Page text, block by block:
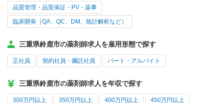
品質管理・品質保証・PV・薬事
臨床開発（QA、QC、DM、統計解析など）
三重県鈴鹿市の薬剤師求人を雇用形態で探す
正社員 契約社員・嘱託社員 パート・アルバイト
三重県鈴鹿市の薬剤師求人を年収で探す
300万円以上 350万円以上 400万円以上 450万円以上